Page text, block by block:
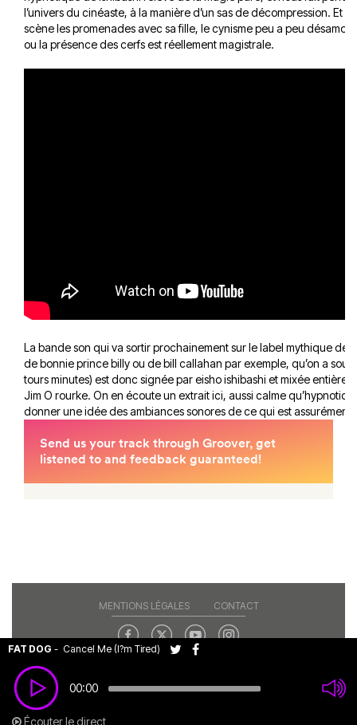
l’univers du cinéaste, à la manière d’un sas de décompression. Et
scène les promenades avec sa fille, le cynisme peu a peu
ou la présence des cerfs est réellement magistrale.
La bande son qui va sortir prochainement sur le label mythique de
de bonnie prince billy ou de bill callahan par exemple, qu’on a
tours minutes) est donc signée par eisho ishibashi et mixée
Jim O rourke. On en écoute un extrait ici, aussi calme
donner une idée des ambiances sonores de ce qui est assurément
00:00
FAT DOG - Cancel Me (I?m Tired)
Écouter le direct
MENTIONS LÉGALES CONTACT